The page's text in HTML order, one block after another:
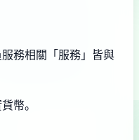
務相關「服務」皆與
幣。